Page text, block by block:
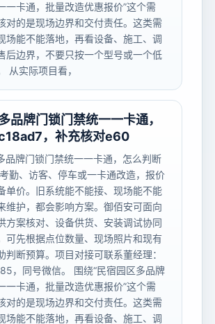
一卡通，批量改造优惠报价”这个需
对的是现场边界和交付责任。这类需
场能不能落地，再看设备、施工、调
后边界，不要只按一个型号或一个低
从实际项目看，
品牌门锁门禁统一一卡通，
，补充核对e60
品牌门锁门禁统一一卡通，怎么判断
勤、访客、停车或一卡通改造，报价
单价。旧系统能不能接、现场能不能
维护，都会影响方案。御佰安可面向
方案核对、设备供货、安装调试协同
可先根据点位数量、现场照片和现有
判断预算。项目对接可联系董经理：
，同号微信。 围绕“民宿园区多品牌
一卡通，批量改造优惠报价”这个需
对的是现场边界和交付责任。这类需
场能不能落地，再看设备、施工、调